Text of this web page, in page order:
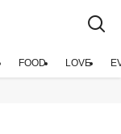
FOOD LOVE